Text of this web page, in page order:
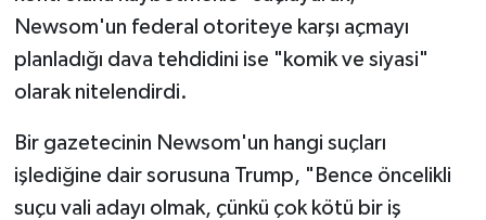
Newsom'un federal otoriteye karşı açmayı
planladığı dava tehdidini ise "komik ve siyasi"
olarak nitelendirdi.
Bir gazetecinin Newsom'un hangi suçları
işlediğine dair sorusuna Trump, "Bence öncelikli
suçu vali adayı olmak, çünkü çok kötü bir iş